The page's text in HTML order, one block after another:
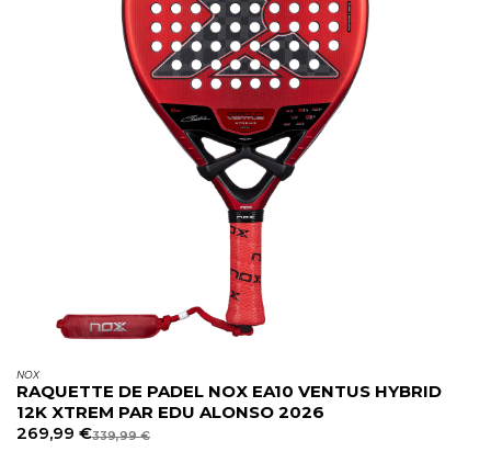
NOX
RAQUETTE DE PADEL NOX EA10 VENTUS HYBRID
12K XTREM PAR EDU ALONSO 2026
269,99 €339,99€